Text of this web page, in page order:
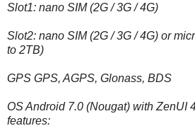
Slot1: nano SIM (2G / 3G / 4G)
Slot2: nano SIM (2G / 3G / 4G) or
to 2TB)
GPS GPS, AGPS, Glonass, BDS
OS Android 7.0 (Nougat) with ZenUI
features: